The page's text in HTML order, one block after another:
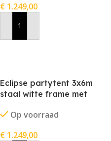
€ 1.249,00
In Winkelwagen
Eclipse partytent 3x6m
staal witte frame met
Op voorraad
€ 1.249,00